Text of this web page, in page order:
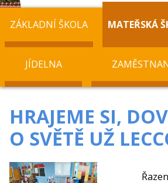
ZÁKLADNÍ ŠKOLA MATEŘSKÁ
JÍDELNA
HRAJEME SI,
O SVĚTĚ UŽ